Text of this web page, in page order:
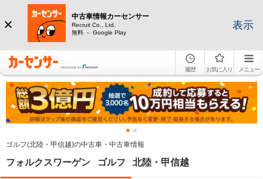
中古車情報カーセンサー
Recruit Co., Ltd.
無料 － Google Play
表示
履歴 お気に入り メニュー
ゴルフ(北陸・甲信越)の中古車・中古車情報
フォルクスワーゲン ゴルフ 北陸・甲信越